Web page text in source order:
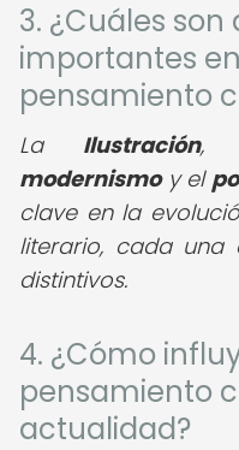
3. ¿Cuáles
importantes
pensamiento
La Ilustración,
modernismoy el
clave en la
literario, cada una
distintivos.
4. ¿Cómo
pensamiento
actualidad?